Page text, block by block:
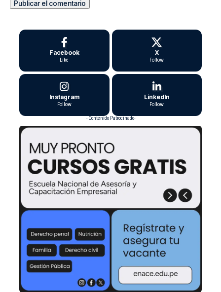
Facebook
Like
X
Follow
Instagram
Follow
LinkedIn
Follow
- Contenido Patrocinado-